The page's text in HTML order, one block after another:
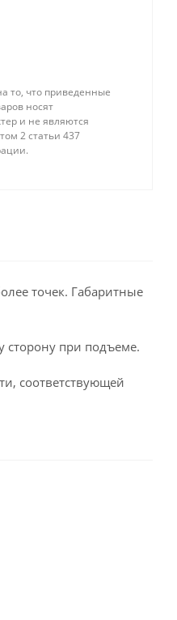
что приведенные
носят
и не являются
2 статьи 437
точек. Габаритные
сторону при подъеме.
соответствующей